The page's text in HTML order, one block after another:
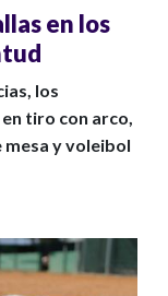
en los
los
tiro con arco,
y voleibol